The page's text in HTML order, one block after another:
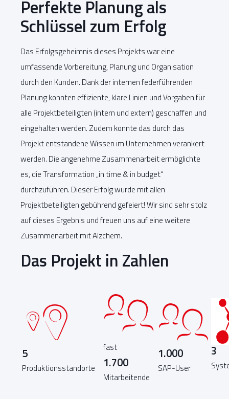
Perfekte Planung als
Schlüssel zum Erfolg
Das Erfolgsgeheimnis dieses Projekts war eine
umfassende Vorbereitung, Planung und Organisation
durch den Kunden. Dank der internen federführenden
Planung konnten effiziente, klare Linien und Vorgaben für
alle Projektbeteiligten (intern und extern) geschaffen und
eingehalten werden. Zudem konnte das durch das
Projekt entstandene Wissen im Unternehmen verankert
werden. Die angenehme Zusammenarbeit ermöglichte
es, die Transformation „in time & in budget“
durchzuführen. Dieser Erfolg wurde mit allen
Projektbeteiligten gebührend gefeiert! Wir sind sehr stolz
auf dieses Ergebnis und freuen uns auf eine weitere
Zusammenarbeit mit Alzchem.
Das Projekt in Zahlen
5
Produktionsstandorte
fast
1.700
Mitarbeitende
1.000
SAP-User
3